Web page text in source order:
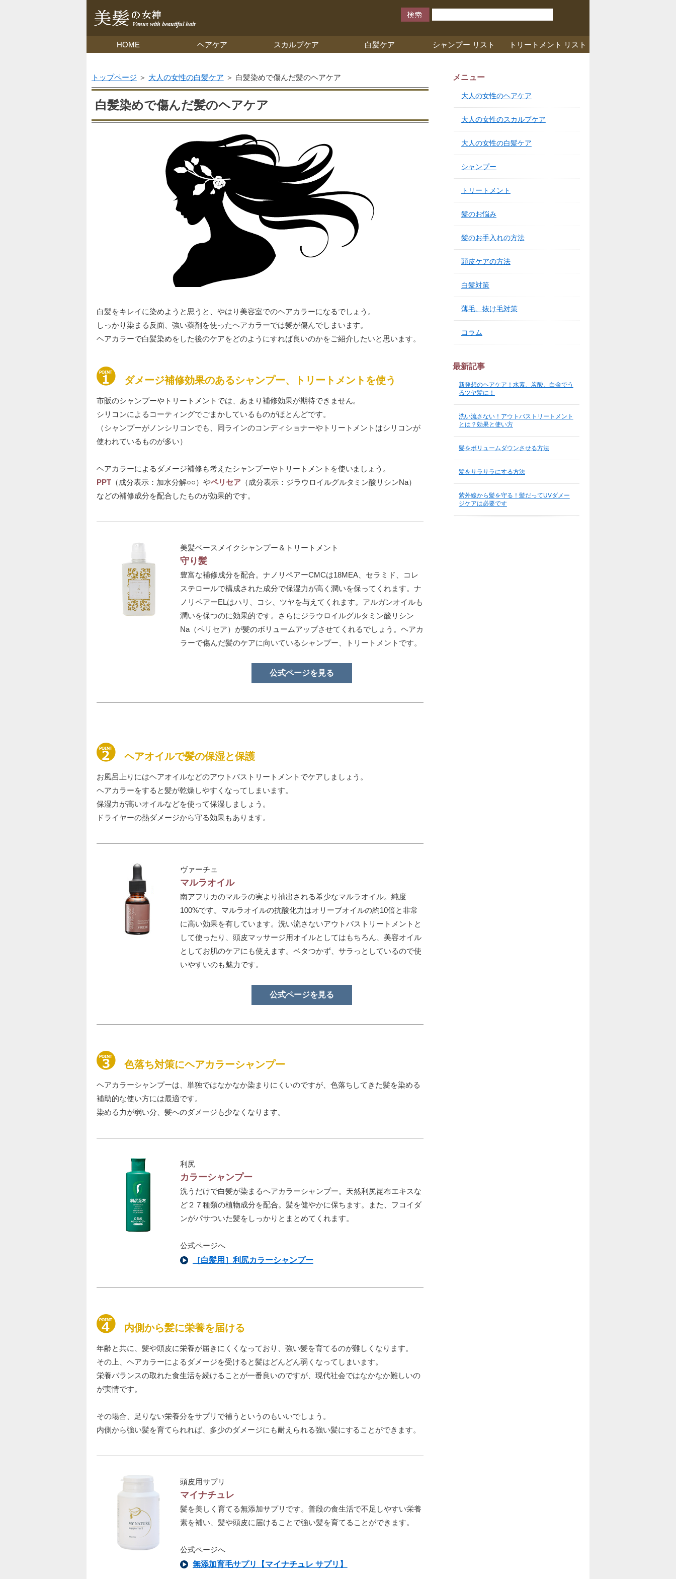
HOME ヘアケア スカルプケア 白髪ケア シャンプー リスト トリートメント リスト
トップページ ＞ 大人の女性の白髪ケア ＞ 白髪染めで傷んだ髪のヘアケア
白髪染めで傷んだ髪のヘアケア
白髪をキレイに染めようと思うと、やはり美容室でのヘアカラーになるでしょう。
しっかり染まる反面、強い薬剤を使ったヘアカラーでは髪が傷んでしまいます。
ヘアカラーで白髪染めをした後のケアをどのようにすれば良いのかをご紹介したいと思います。
ダメージ補修効果のあるシャンプー、トリートメントを使う
市販のシャンプーやトリートメントでは、あまり補修効果が期待できません。
シリコンによるコーティングでごまかしているものがほとんどです。
（シャンプーがノンシリコンでも、同ラインのコンディショナーやトリートメントはシリコンが
使われているものが多い）
ヘアカラーによるダメージ補修も考えたシャンプーやトリートメントを使いましょう。
PPT（成分表示：加水分解○○）やペリセア（成分表示：ジラウロイルグルタミン酸リシンNa）
などの補修成分を配合したものが効果的です。
美髪ベースメイクシャンプー＆トリートメント
守り髪
豊富な補修成分を配合。ナノリペアーCMCは18MEA、セラミド、コレ
ステロールで構成された成分で保湿力が高く潤いを保ってくれます。ナ
ノリペアーELはハリ、コシ、ツヤを与えてくれます。アルガンオイルも
潤いを保つのに効果的です。さらにジラウロイルグルタミン酸リシン
Na（ペリセア）が髪のボリュームアップさせてくれるでしょう。ヘアカ
ラーで傷んだ髪のケアに向いているシャンプー、トリートメントです。
公式ページを見る
ヘアオイルで髪の保湿と保護
お風呂上りにはヘアオイルなどのアウトバストリートメントでケアしましょう。
ヘアカラーをすると髪が乾燥しやすくなってしまいます。
保湿力が高いオイルなどを使って保湿しましょう。
ドライヤーの熱ダメージから守る効果もあります。
ヴァーチェ
マルラオイル
南アフリカのマルラの実より抽出される希少なマルラオイル。純度
100%です。マルラオイルの抗酸化力はオリーブオイルの約10倍と非常
に高い効果を有しています。洗い流さないアウトバストリートメントと
して使ったり、頭皮マッサージ用オイルとしてはもちろん、美容オイル
としてお肌のケアにも使えます。ベタつかず、サラっとしているので使
いやすいのも魅力です。
公式ページを見る
色落ち対策にヘアカラーシャンプー
ヘアカラーシャンプーは、単独ではなかなか染まりにくいのですが、色落ちしてきた髪を染める
補助的な使い方には最適です。
染める力が弱い分、髪へのダメージも少なくなります。
利尻
カラーシャンプー
洗うだけで白髪が染まるヘアカラーシャンプー。天然利尻昆布エキスな
ど２７種類の植物成分を配合。髪を健やかに保ちます。また、フコイダ
ンがパサついた髪をしっかりとまとめてくれます。
公式ページへ
［白髪用］利尻カラーシャンプー
内側から髪に栄養を届ける
年齢と共に、髪や頭皮に栄養が届きにくくなっており、強い髪を育てるのが難しくなります。
その上、ヘアカラーによるダメージを受けると髪はどんどん弱くなってしまいます。
栄養バランスの取れた食生活を続けることが一番良いのですが、現代社会ではなかなか難しいの
が実情です。
その場合、足りない栄養分をサプリで補うというのもいいでしょう。
内側から強い髪を育てられれば、多少のダメージにも耐えられる強い髪にすることができます。
頭皮用サプリ
マイナチュレ
髪を美しく育てる無添加サプリです。普段の食生活で不足しやすい栄養
素を補い、髪や頭皮に届けることで強い髪を育てることができます。
公式ページへ
無添加育毛サプリ【マイナチュレ サプリ】
メニュー
大人の女性のヘアケア
大人の女性のスカルプケア
大人の女性の白髪ケア
シャンプー
トリートメント
髪のお悩み
髪のお手入れの方法
頭皮ケアの方法
白髪対策
薄毛、抜け毛対策
コラム
最新記事
新発想のヘアケア！水素、炭酸、白金でう
るツヤ髪に！
洗い流さない！アウトバストリートメント
とは？効果と使い方
髪をボリュームダウンさせる方法
髪をサラサラにする方法
紫外線から髪を守る！髪だってUVダメー
ジケアは必要です